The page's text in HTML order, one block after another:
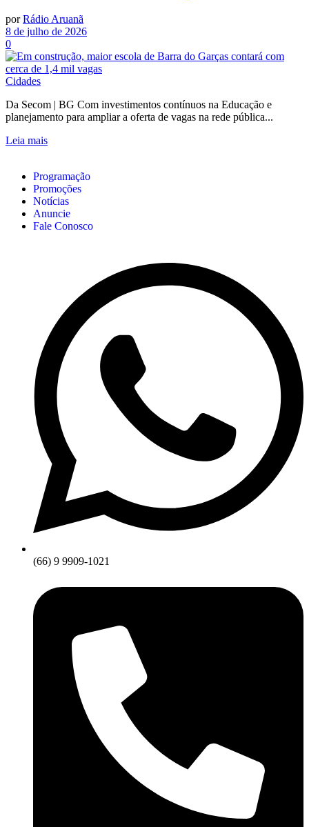
por Rádio Aruanã
8 de julho de 2026
0
Cidades
Da Secom | BG Com investimentos contínuos na Educação e
planejamento para ampliar a oferta de vagas na rede pública...
Leia mais
Programação
Promoções
Notícias
Anuncie
Fale Conosco
(66) 9 9909-1021